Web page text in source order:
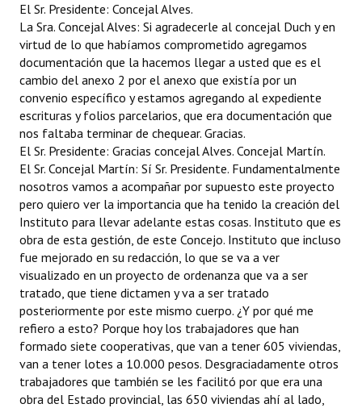
El Sr. Presidente: Concejal Alves.
La Sra. Concejal Alves: Si agradecerle al concejal Duch y en
virtud de lo que habíamos comprometido agregamos
documentación que la hacemos llegar a usted que es el
cambio del anexo 2 por el anexo que existía por un
convenio específico y estamos agregando al expediente
escrituras y folios parcelarios, que era documentación que
nos faltaba terminar de chequear. Gracias.
El Sr. Presidente: Gracias concejal Alves. Concejal Martín.
El Sr. Concejal Martín: Sí Sr. Presidente. Fundamentalmente
nosotros vamos a acompañar por supuesto este proyecto
pero quiero ver la importancia que ha tenido la creación del
Instituto para llevar adelante estas cosas. Instituto que es
obra de esta gestión, de este Concejo. Instituto que incluso
fue mejorado en su redacción, lo que se va a ver
visualizado en un proyecto de ordenanza que va a ser
tratado, que tiene dictamen y va a ser tratado
posteriormente por este mismo cuerpo. ¿Y por qué me
refiero a esto? Porque hoy los trabajadores que han
formado siete cooperativas, que van a tener 605 viviendas,
van a tener lotes a 10.000 pesos. Desgraciadamente otros
trabajadores que también se les facilitó por que era una
obra del Estado provincial, las 650 viviendas ahí al lado,